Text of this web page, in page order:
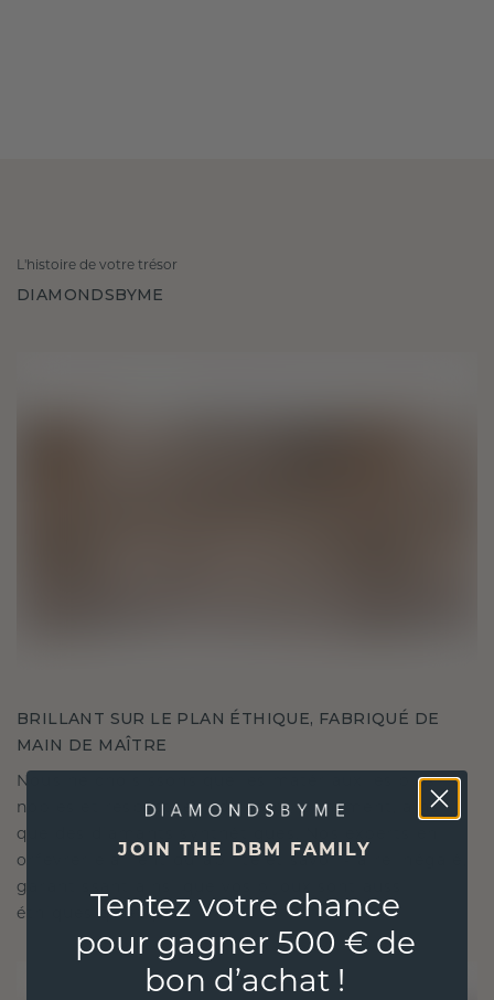
L'histoire de votre trésor
DIAMONDSBYME
BRILLANT SUR LE PLAN ÉTHIQUE, FABRIQUÉ DE
MAIN DE MAÎTRE
Nous ne choisissons que les matériaux les plus
nobles et respectueux de l'environnement, ainsi
que des diamants synthétiques. Nos experts en
orfèvrerie allient durabilité et savoir-faire inégalé,
garantissant ainsi que vos bijoux sont aussi
éthiques qu'exquis.
JOIN THE DBM FAMILY
Tentez votre chance
pour gagner 500 € de
bon d’achat !